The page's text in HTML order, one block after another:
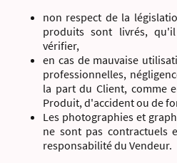
non respect de la
produits sont livrés,
vérifier,
en cas de mauvaise
professionnelles,
la part du Client, comme
Produit, d'accident ou de
Les photographies et
ne sont pas contractuels
responsabilité du Vendeur.